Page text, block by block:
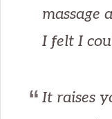
massage
I felt I
It raises